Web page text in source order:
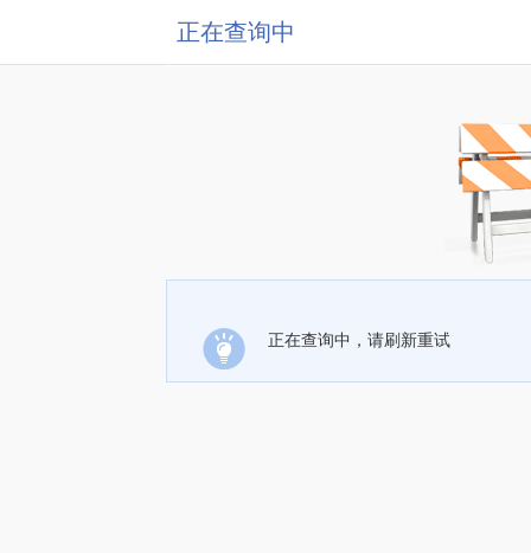
正在查询中
正在查询中，请刷新重试